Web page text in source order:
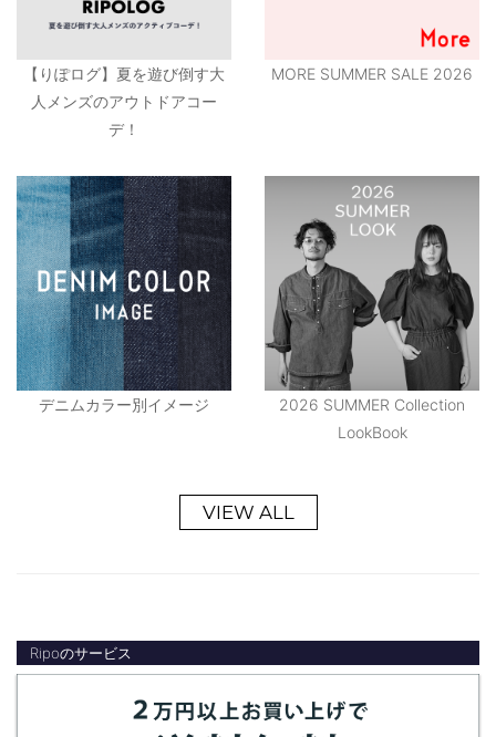
【りぽログ】夏を遊び倒す大
人メンズのアウトドアコー
デ！
MORE SUMMER SALE 2026
デニムカラー別イメージ
2026 SUMMER Collection
LookBook
VIEW ALL
Ripoのサービス